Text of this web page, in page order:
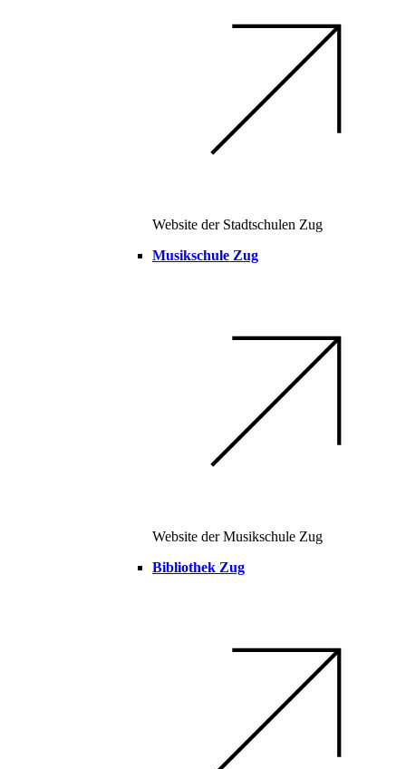
Website der Stadtschulen Zug
Musikschule Zug
Website der Musikschule Zug
Bibliothek Zug